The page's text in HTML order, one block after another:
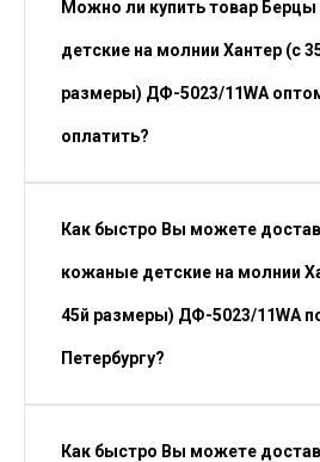
Можно ли купить товар
детские на молнии Хантер (с
размеры) ДФ-5023/11WA
оплатить?
Как быстро Вы можете
кожаные детские на молнии
45й размеры) ДФ-5023/11WA
Петербургу?
Как быстро Вы можете